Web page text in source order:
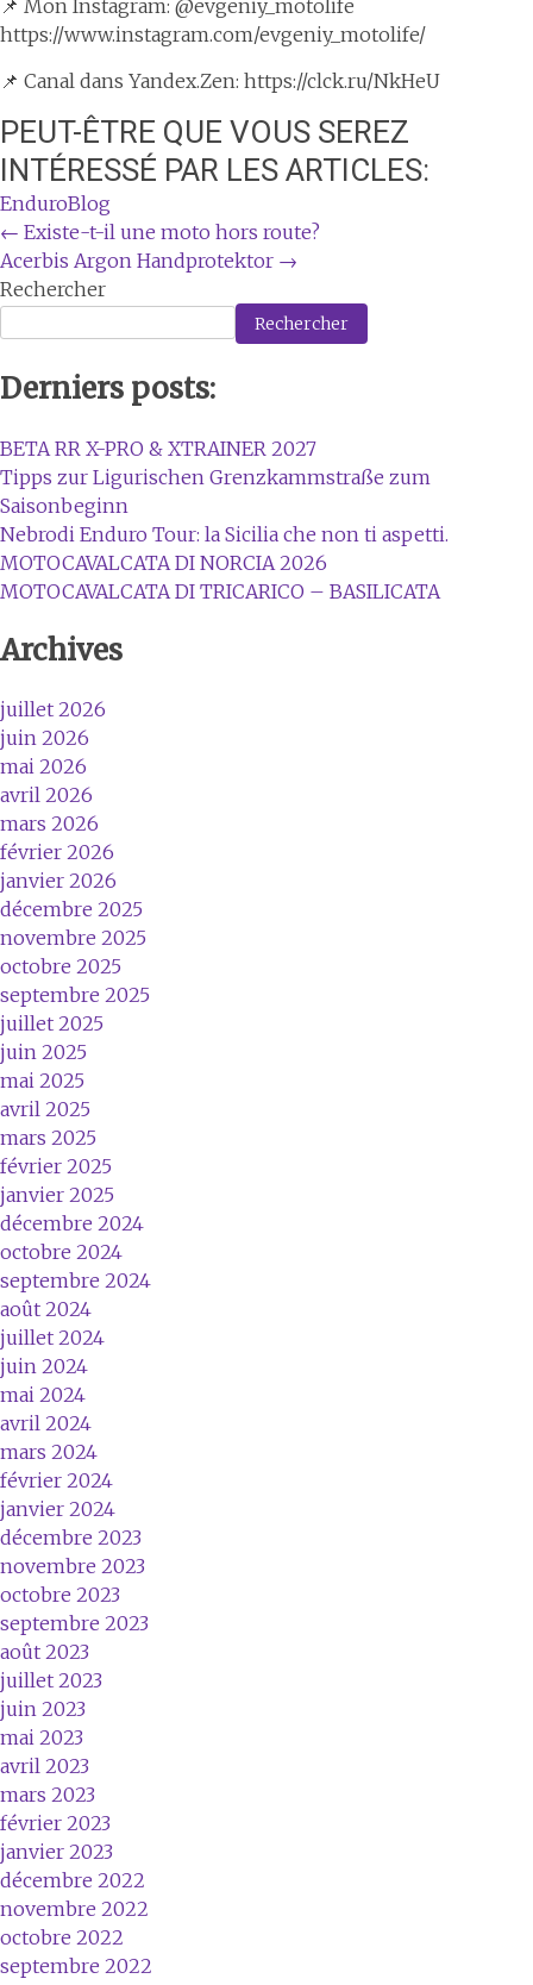
📌 Mon Instagram: @evgeniy_motolife
https://www.instagram.com/evgeniy_motolife/
📌 Canal dans Yandex.Zen: https://clck.ru/NkHeU
PEUT-ÊTRE QUE VOUS SEREZ
INTÉRESSÉ PAR LES ARTICLES:
EnduroBlog
Navigation
de
l'article
← Existe-t-il une moto hors route?
Acerbis Argon Handprotektor →
Rechercher
Rechercher
Derniers posts:
BETA RR X-PRO & XTRAINER 2027
Tipps zur Ligurischen Grenzkammstraße zum
Saisonbeginn
Nebrodi Enduro Tour: la Sicilia che non ti aspetti.
MOTOCAVALCATA DI NORCIA 2026
MOTOCAVALCATA DI TRICARICO – BASILICATA
Archives
juillet 2026
juin 2026
mai 2026
avril 2026
mars 2026
février 2026
janvier 2026
décembre 2025
novembre 2025
octobre 2025
septembre 2025
juillet 2025
juin 2025
mai 2025
avril 2025
mars 2025
février 2025
janvier 2025
décembre 2024
octobre 2024
septembre 2024
août 2024
juillet 2024
juin 2024
mai 2024
avril 2024
mars 2024
février 2024
janvier 2024
décembre 2023
novembre 2023
octobre 2023
septembre 2023
août 2023
juillet 2023
juin 2023
mai 2023
avril 2023
mars 2023
février 2023
janvier 2023
décembre 2022
novembre 2022
octobre 2022
septembre 2022